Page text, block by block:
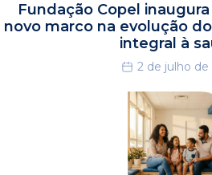
Fundação Copel
novo marco na evolução
integral à
2 de julho de